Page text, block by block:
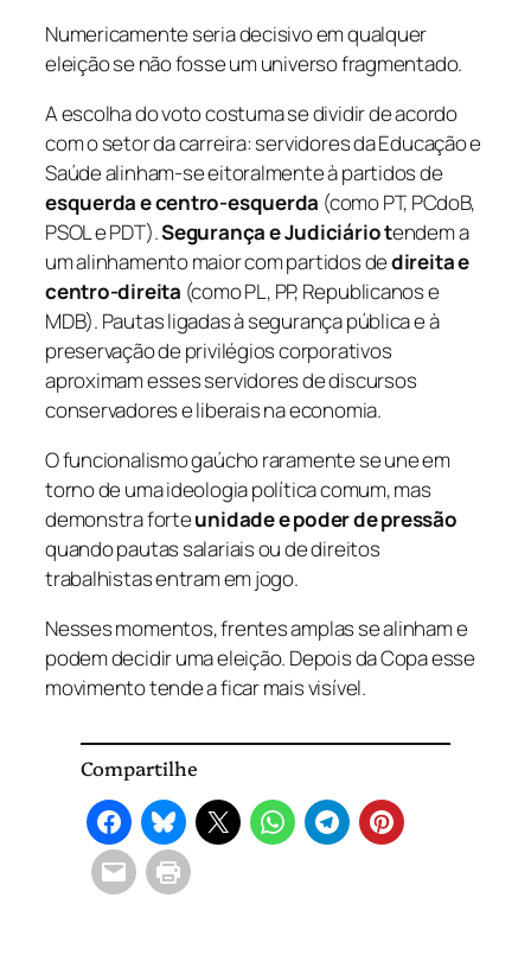
Numericamente seria decisivo em qualquer
eleição se não fosse um universo fragmentado.
A escolha do voto costuma se dividir de acordo
com o setor da carreira: servidores da Educação e
Saúde alinham-se eitoralmente à partidos de
esquerda e centro-esquerda (como PT, PCdoB,
PSOL e PDT).Segurança e Judiciário tendem a
um alinhamento maior com partidos dedireita e
centro-direita (como PL, PP, Republicanos e
MDB). Pautas ligadas à segurança pública e à
preservação de privilégios corporativos
aproximam esses servidores de discursos
conservadores e liberais na economia.
O funcionalismo gaúcho raramente se une em
torno de uma ideologia política comum, mas
demonstra forteunidade e poder de pressão
quando pautas salariais ou de direitos
trabalhistas entram em jogo.
Nesses momentos, frentes amplas se alinham e
podem decidir uma eleição. Depois da Copa esse
movimento tende a ficar mais visível.
Compartilhe